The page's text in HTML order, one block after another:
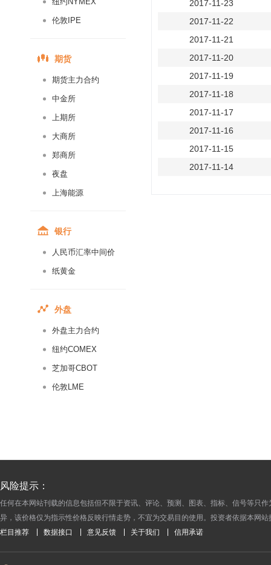
伦敦IPE
期货
期货主力合约
中金所
上期所
大商所
郑商所
夜盘
上海能源
银行
人民币汇率中间价
纸黄金
外盘
外盘主力合约
纽约COMEX
芝加哥CBOT
伦敦LME
2017-11-23
2017-11-22
2017-11-21
2017-11-20
2017-11-19
2017-11-18
2017-11-17
2017-11-16
2017-11-15
2017-11-14
2017-10-29
2017-10-26
2017-10-25
风险提示：
任何在本网站刊载的信息包括但不限于资讯、评论、预测、图表、指标、信号等只
异，该价格仅为指示性价格反映行情走势，不宜为交易目的使用。投资者依据本网
栏目推荐 数据接口 意见反馈 关于我们 信用承诺